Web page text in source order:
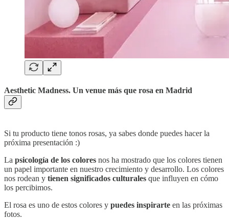
Aesthetic Madness. Un venue más que rosa en Madrid
Si tu producto tiene tonos rosas, ya sabes donde puedes hacer la
próxima presentación :)
La psicología de los colores nos ha mostrado que los colores tienen
un papel importante en nuestro crecimiento y desarrollo. Los colores
nos rodean y tienen significados culturales que influyen en cómo
los percibimos.
El rosa es uno de estos colores y puedes inspirarte en las próximas
fotos.